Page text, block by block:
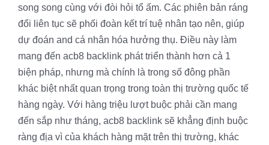
song song cùng với đòi hỏi tổ ấm. Các phiên bản ráng
đổi liên tục sẽ phối đoàn kết trí tuệ nhân tạo nên, giúp
dự đoán and cá nhân hóa hưởng thụ. Điều này làm
mang đến acb8 backlink phát triển thành hơn cả 1
biện pháp, nhưng mà chính là trong số đông phần
khác biệt nhất quan trọng trong toàn thị trường quốc tế
hàng ngày. Với hàng triệu lượt buộc phải cần mang
đến sắp như tháng, acb8 backlink sẽ khẳng định buộc
ràng địa vì của khách hàng mặt trên thị trường, khác